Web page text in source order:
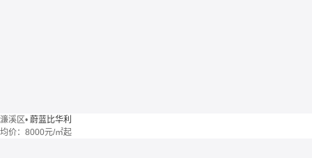
濂溪区• 蔚蓝比华利
均价： 8000元/㎡起